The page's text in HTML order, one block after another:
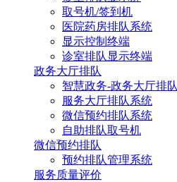
取号机/签到机
医院药房排队系统
显示控制终端
诊室排队显示终端
政务大厅排队
智慧政务-政务大厅排
服务大厅排队系统
微信预约排队系统
自助排队取号机
微信预约排队
预约排队管理系统
服务质量评价